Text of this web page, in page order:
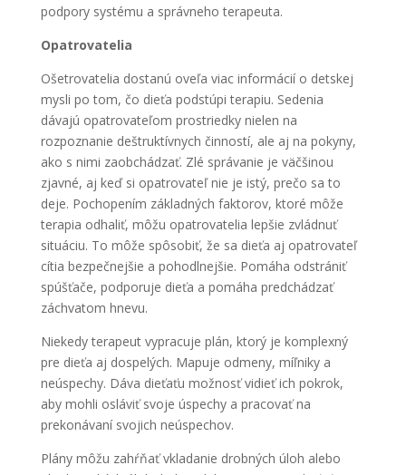
podpory systému a správneho terapeuta.
Opatrovatelia
Ošetrovatelia dostanú oveľa viac informácií o detskej
mysli po tom, čo dieťa podstúpi terapiu. Sedenia
dávajú opatrovateľom prostriedky nielen na
rozpoznanie deštruktívnych činností, ale aj na pokyny,
ako s nimi zaobchádzať. Zlé správanie je väčšinou
zjavné, aj keď si opatrovateľ nie je istý, prečo sa to
deje. Pochopením základných faktorov, ktoré môže
terapia odhaliť, môžu opatrovatelia lepšie zvládnuť
situáciu. To môže spôsobiť, že sa dieťa aj opatrovateľ
cítia bezpečnejšie a pohodlnejšie. Pomáha odstrániť
spúšťače, podporuje dieťa a pomáha predchádzať
záchvatom hnevu.
Niekedy terapeut vypracuje plán, ktorý je komplexný
pre dieťa aj dospelých. Mapuje odmeny, míľniky a
neúspechy. Dáva dieťaťu možnosť vidieť ich pokrok,
aby mohli osláviť svoje úspechy a pracovať na
prekonávaní svojich neúspechov.
Plány môžu zahŕňať vkladanie drobných úloh alebo